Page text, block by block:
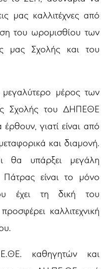
μας καλλιτέχνες από
του ωρομισθίου των
μας Σχολής και του
μέρος των
Σχολής του ΔΗΠΕΘΕ
γιατί είναι από
και διαμονή.
θα υπάρξει μεγάλη
είναι το μόνο
έχει τη δική του
καλλιτεχνική
καθηγητών και